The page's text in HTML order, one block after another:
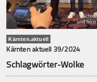
Kärnten.aktuell
Kärnten aktuell 39/2024
Schlagwörter-Wolke